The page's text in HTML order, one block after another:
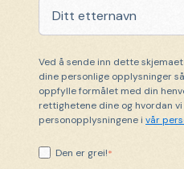
Ved å sende inn dette
dine personlige opplysninger
oppfylle formålet med din
rettighetene dine og hvordan
personopplysningene i vår
Den er grei!*